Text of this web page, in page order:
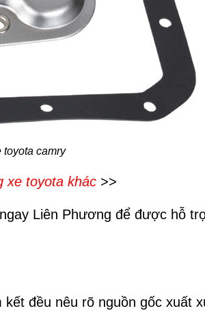
toyota camry
xe toyota khác >>
Liên Phương để được hỗ
đều nêu rõ nguồn gốc xuất